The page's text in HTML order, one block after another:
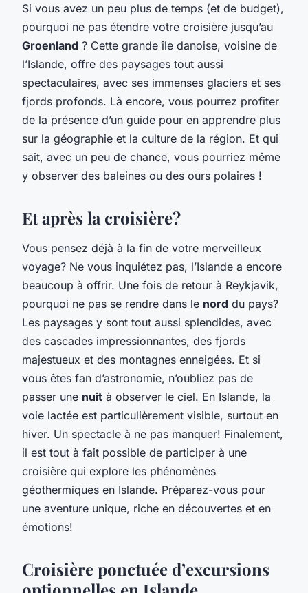
Si vous avez un peu plus de temps (et de budget),
pourquoi ne pas étendre votre croisière jusqu’au
Groenland ? Cette grande île danoise, voisine de
l’Islande, offre des paysages tout aussi
spectaculaires, avec ses immenses glaciers et ses
fjords profonds. Là encore, vous pourrez profiter
de la présence d’un guide pour en apprendre plus
sur la géographie et la culture de la région. Et qui
sait, avec un peu de chance, vous pourriez même
y observer des baleines ou des ours polaires !
Et après la croisière?
Vous pensez déjà à la fin de votre merveilleux
voyage? Ne vous inquiétez pas, l’Islande a encore
beaucoup à offrir. Une fois de retour à Reykjavik,
pourquoi ne pas se rendre dans le nord du pays?
Les paysages y sont tout aussi splendides, avec
des cascades impressionnantes, des fjords
majestueux et des montagnes enneigées. Et si
vous êtes fan d’astronomie, n’oubliez pas de
passer une nuit à observer le ciel. En Islande, la
voie lactée est particulièrement visible, surtout en
hiver. Un spectacle à ne pas manquer! Finalement,
il est tout à fait possible de participer à une
croisière qui explore les phénomènes
géothermiques en Islande. Préparez-vous pour
une aventure unique, riche en découvertes et en
émotions!
Croisière ponctuée d’excursions